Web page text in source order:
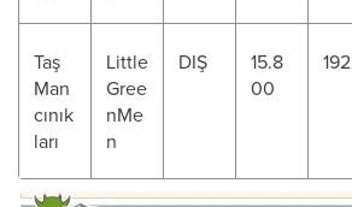
Taş
Man
cınık
ları
Little
Gree
nMe
n
DIŞ
15.8
00
192